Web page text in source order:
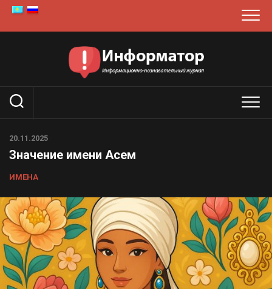
Перейти
содержанию
20.11.2025
Значение имени Асем
ИМЕНА